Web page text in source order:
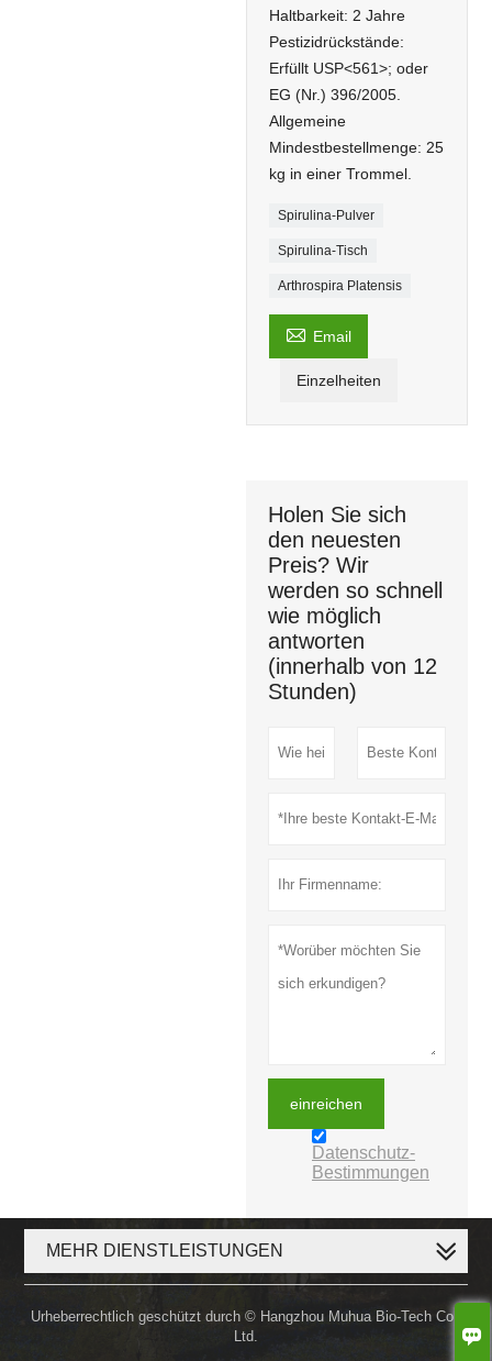

Haltbarkeit: 2 Jahre
Pestizidrückstände:
Erfüllt USP<561>; oder
EG (Nr.) 396/2005.
Allgemeine
Mindestbestellmenge: 25
kg in einer Trommel.
Spirulina-Pulver
Spirulina-Tisch
Arthrospira Platensis
 Email
Einzelheiten
Holen Sie sich
den neuesten
Preis? Wir
werden so schnell
wie möglich
antworten
(innerhalb von 12
Stunden)
einreichen
Datenschutz-
Bestimmungen
MEHR DIENSTLEISTUNGEN
Urheberrechtlich geschützt durch © Hangzhou Muhua Bio-Tech Co.,
Ltd.